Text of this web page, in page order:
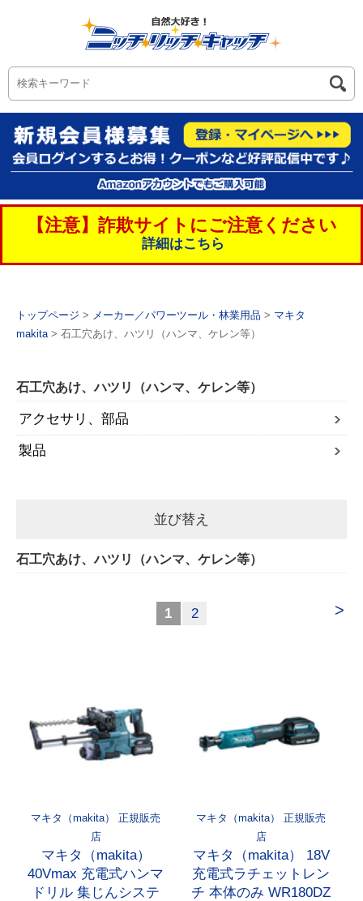
【注意】詐欺サイトにご注意ください
詳細はこちら
トップページ > メーカー／パワーツール・林業用品 > マキタ
makita> 石工穴あけ、ハツリ（ハンマ、ケレン等）
石工穴あけ、ハツリ（ハンマ、ケレン等）
アクセサリ、部品
製品
並び替え
石工穴あけ、ハツリ（ハンマ、ケレン等）
>
1 2
マキタ（makita） 正規販売
店
マキタ（makita）
40Vmax 充電式ハンマ
ドリル 集じんシステ
マキタ（makita） 正規販売
店
マキタ（makita） 18V
充電式ラチェットレン
チ 本体のみ WR180DZ